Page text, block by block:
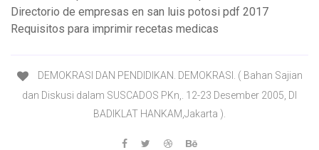
Directorio de empresas en san luis potosi pdf 2017
Requisitos para imprimir recetas medicas
DEMOKRASI DAN PENDIDIKAN. DEMOKRASI. ( Bahan Sajian
dan Diskusi dalam SUSCADOS PKn,. 12-23 Desember 2005, DI
BADIKLAT HANKAM,Jakarta ).